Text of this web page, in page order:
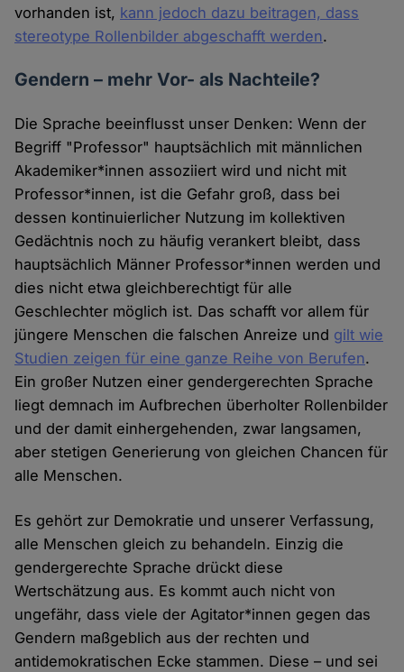
vorhanden ist, kann jedoch dazu beitragen, dass
stereotype Rollenbilder abgeschafft werden.
Gendern – mehr Vor- als Nachteile?
Die Sprache beeinflusst unser Denken: Wenn der
Begriff "Professor" hauptsächlich mit männlichen
Akademiker*innen assoziiert wird und nicht mit
Professor*innen, ist die Gefahr groß, dass bei
dessen kontinuierlicher Nutzung im kollektiven
Gedächtnis noch zu häufig verankert bleibt, dass
hauptsächlich Männer Professor*innen werden und
dies nicht etwa gleichberechtigt für alle
Geschlechter möglich ist. Das schafft vor allem für
jüngere Menschen die falschen Anreize und gilt wie
Studien zeigen für eine ganze Reihe von Berufen.
Ein großer Nutzen einer gendergerechten Sprache
liegt demnach im Aufbrechen überholter Rollenbilder
und der damit einhergehenden, zwar langsamen,
aber stetigen Generierung von gleichen Chancen für
alle Menschen.
Es gehört zur Demokratie und unserer Verfassung,
alle Menschen gleich zu behandeln. Einzig die
gendergerechte Sprache drückt diese
Wertschätzung aus. Es kommt auch nicht von
ungefähr, dass viele der Agitator*innen gegen das
Gendern maßgeblich aus der rechten und
antidemokratischen Ecke stammen. Diese – und sei